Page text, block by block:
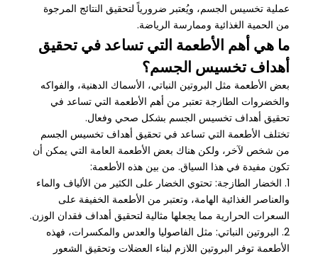
عملية تخسيس الجسم، ويُعتبر ضرورياً لتحقيق النتائج المرجوة
من الحمية الغذائية وممارسة الرياضة.
ما هي أهم الأطعمة التي تساعد في تحقيق
أهداف تخسيس الجسم؟
بعض الأطعمة مثل البروتين النباتي، الأسماك الدهنية، والفواكه
والخضروات الطازجة تعتبر من أهم الأطعمة التي تساعد في
تحقيق أهداف تخسيس الجسم بشكل صحي وفعال.
تختلف الأطعمة التي تساعد في تحقيق أهداف تخسيس الجسم
من شخص لآخر، ولكن هناك بعض الأطعمة العامة التي يمكن أن
تكون مفيدة في هذا السياق. من بين هذه الأطعمة:
1. الخضار الطازجة: تحتوي الخضار على الكثير من الألياف والماء
والعناصر الغذائية الهامة، وتعتبر من الأطعمة الخفيفة على
السعرات الحرارية مما يجعلها مثالية لتحقيق أهداف فقدان الوزن.
2. البروتين النباتي: مثل الفاصوليا والعدس والمكسرات، فهذه
الأطعمة توفر البروتين اللازم لبناء العضلات وتحقيق الشعور